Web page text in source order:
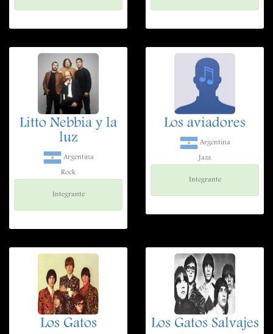
Litto Nebbia y la
luz
Argentina
Rock
Integrante
Los aviadores
Argentina
Jazz
Integrante
Los Gatos Los Gatos Salvajes